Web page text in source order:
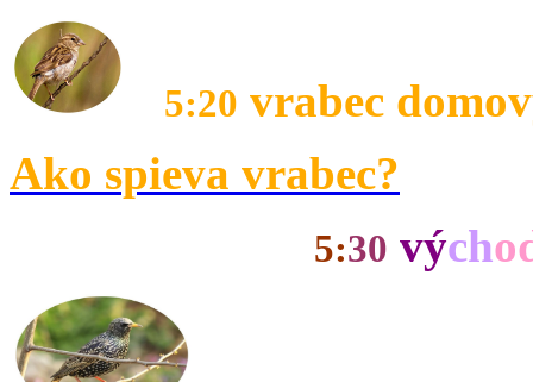
5:20 vrabec
Ako spieva vrabec?
5:30 vých